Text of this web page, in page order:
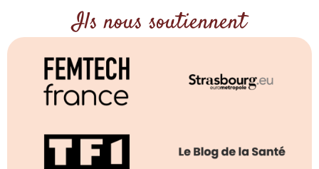
Ils nous soutiennent